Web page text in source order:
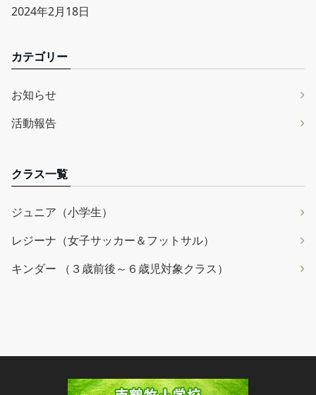
2024年2月18日
カテゴリー
お知らせ
活動報告
クラス一覧
ジュニア（小学生）
レジーナ（女子サッカー＆フットサル）
キンダー （３歳前後～６歳児対象クラス）